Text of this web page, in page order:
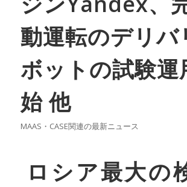
動運転のデリバ
ボットの試験運
始 他
MAAS・CASE関連の最新ニュース
ロシア最大の